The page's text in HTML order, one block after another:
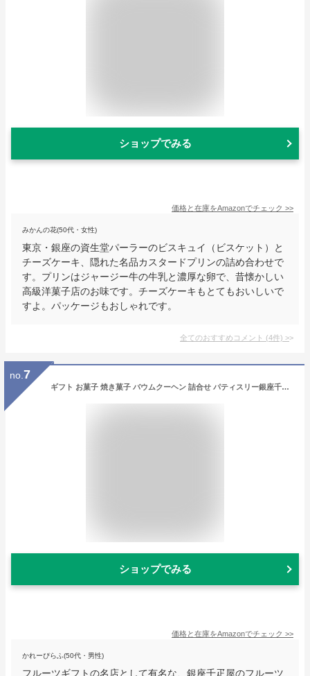
ショップでみる
価格と在庫をAmazonでチェック >>
みかんの花(50代・女性)
東京・銀座の資生堂パーラーのビスキュイ（ビスケット）と
チーズケーキ、隠れた名品カスタードプリンの詰め合わせで
す。プリンはジャージー牛の牛乳と濃厚な卵で、昔懐かしい
高級洋菓子店のお味です。チーズケーキもとてもおいしいで
すよ。パッケージもおしゃれです。
全てのおすすめコメント (4件) >
no. 7
ギフト お菓子 焼き菓子 バウムクーヘン 詰合せ パティスリー銀座千疋屋 銀座フルーツクーヘンB(16個入)
ショップでみる
価格と在庫をAmazonでチェック >>
かれーぴらふ(50代・男性)
フルーツギフトの名店として有名な、銀座千疋屋のフルーツ